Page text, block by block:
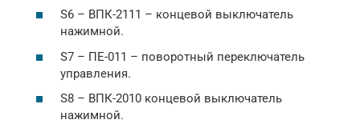
S6 – ВПК-2111 – концевой выключатель
нажимной.
S7 – ПЕ-011 – поворотный переключатель
управления.
S8 – ВПК-2010 концевой выключатель
нажимной.